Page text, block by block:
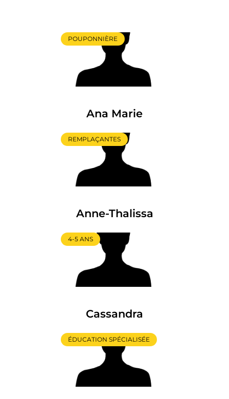
POUPONNIÈRE
Ana Marie
REMPLAÇANTES
Anne-Thalissa
4-5 ANS
Cassandra
ÉDUCATION SPÉCIALISÉE